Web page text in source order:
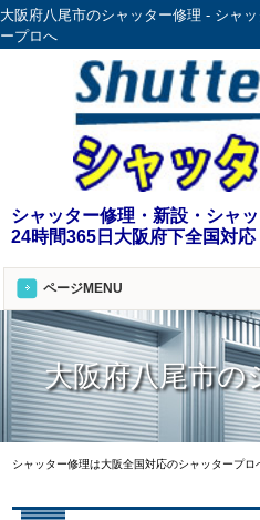
大阪府八尾市のシャッター修理 - シャ
ープロへ
シャッター修理・新設・シャ
24時間365日大阪府下全国対応
ページMENU
大阪府八尾市の
シャッター修理は大阪全国対応のシャッタープロ